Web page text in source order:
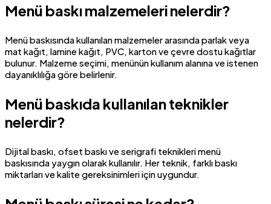
Menü baskı malzemeleri nelerdir?
Menü baskısında kullanılan malzemeler arasında parlak veya
mat kağıt, lamine kağıt, PVC, karton ve çevre dostu kağıtlar
bulunur. Malzeme seçimi, menünün kullanım alanına ve istenen
dayanıklılığa göre belirlenir.
Menü baskıda kullanılan teknikler
nelerdir?
Dijital baskı, ofset baskı ve serigrafi teknikleri menü
baskısında yaygın olarak kullanılır. Her teknik, farklı baskı
miktarları ve kalite gereksinimleri için uygundur.